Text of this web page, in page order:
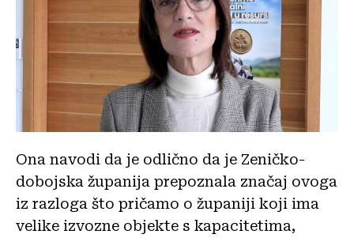
Ona navodi da je odlično da je Zeničko-
dobojska županija prepoznala značaj ovoga
iz razloga što pričamo o županiji koji ima
velike izvozne objekte s kapacitetima,